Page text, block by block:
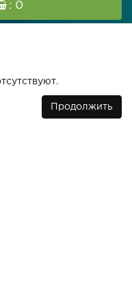
: 0
Продолжить